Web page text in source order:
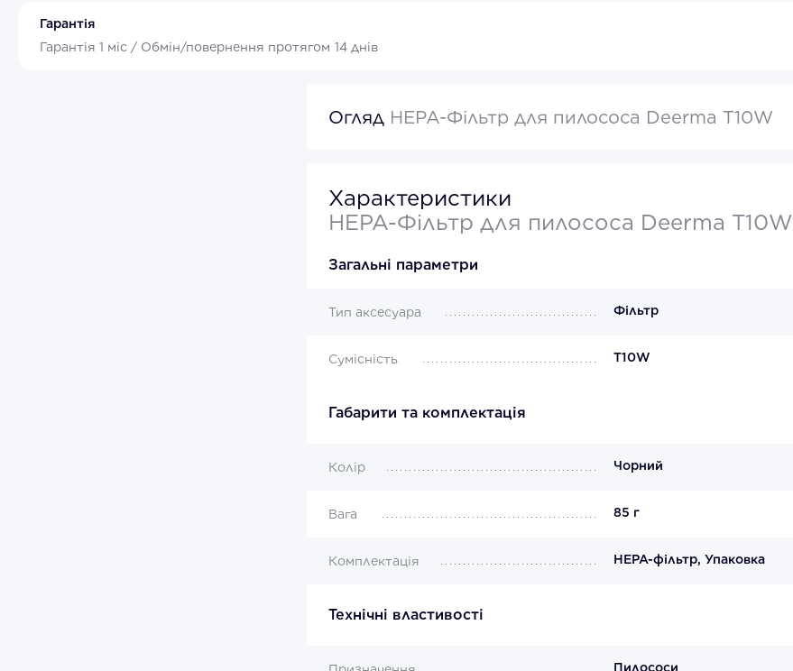
Гарантія
Гарантія 1 міс / Обмін/повернення протягом 14 днів
Огляд HEPA-Фільтр для пилососа Deerma T10W
Характеристики
HEPA-Фільтр для пилососа Deerma T10W
Загальні параметри
Тип аксесуара Фільтр
Сумісність T10W
Габарити та комплектація
Колір Чорний
Вага 85 г
Комплектація HEPA-фільтр, Упаковка
Технічні властивості
Пилососи